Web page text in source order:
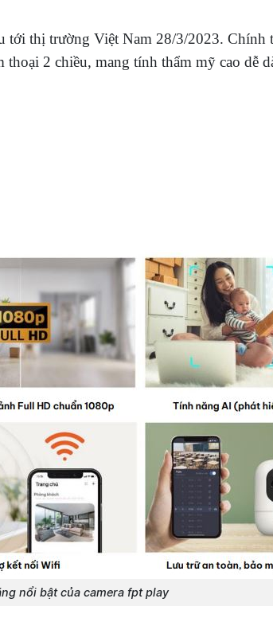
tới thị trường Việt Nam 28/3/2023. Chính
2 chiều, mang tính thẩm mỹ cao dễ
nổi bật của camera fpt play